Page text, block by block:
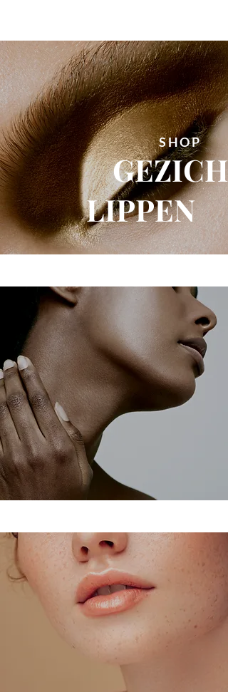
SHOP
GEZICHT
LIPPEN